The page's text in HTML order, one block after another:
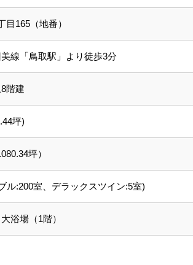
目165（地番）
線「鳥取駅」より徒歩3分
階建
坪)
坪）
ル:200室、デラックスツイン:5室)
浴場（1階）